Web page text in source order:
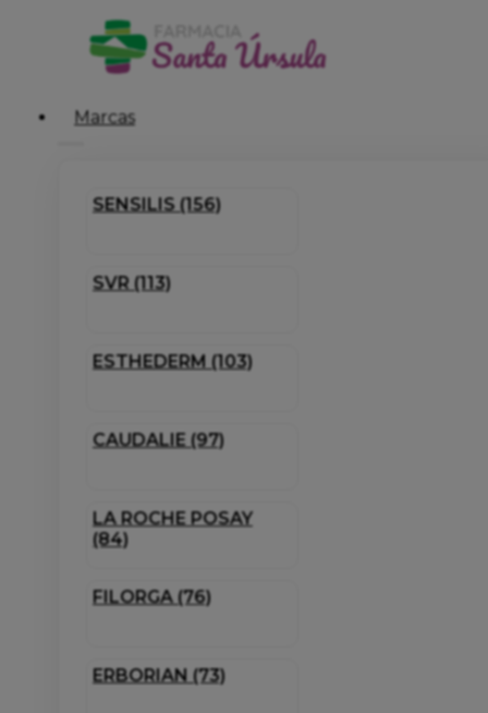
Marcas
SENSILIS (156)
SVR (113)
ESTHEDERM (103)
CAUDALIE (97)
LA ROCHE POSAY
(84)
FILORGA (76)
ERBORIAN (73)